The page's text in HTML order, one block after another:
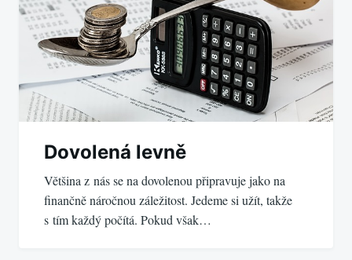
Dovolená levně
Většina z nás se na dovolenou připravuje jako na
finančně náročnou záležitost. Jedeme si užít, takže
s tím každý počítá. Pokud však…